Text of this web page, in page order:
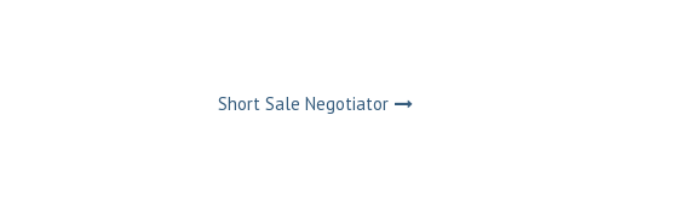
Short Sale Negotiator